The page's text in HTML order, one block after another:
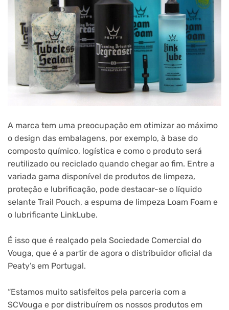
A marca tem uma preocupação em otimizar ao máximo
o design das embalagens, por exemplo, à base do
composto químico, logística e como o produto será
reutilizado ou reciclado quando chegar ao fim. Entre a
variada gama disponível de produtos de limpeza,
proteção e lubrificação, pode destacar-se o líquido
selante Trail Pouch, a espuma de limpeza Loam Foam e
o lubrificante LinkLube.
É isso que é realçado pela Sociedade Comercial do
Vouga, que é a partir de agora o distribuidor oficial da
Peaty’s em Portugal.
“Estamos muito satisfeitos pela parceria com a
SCVouga e por distribuírem os nossos produtos em